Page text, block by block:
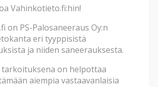
Vahinkotieto.fi:hin!
on PS-Palosaneeraus Oy:n
eri tyyppisistä
ja niiden saneerauksesta.
on helpottaa
aiempia vastaavanlaisia